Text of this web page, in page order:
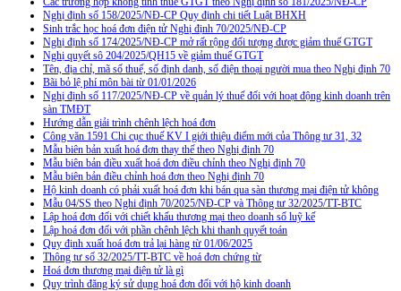
Nghị định số 158/2025/NĐ-CP Quy định chi tiết Luật BHXH
Sinh trắc học hoá đơn điện tử Nghị định 70/2025/NĐ-CP
Nghị định số 174/2025/NĐ-CP mở rất rộng đối tượng được giảm thuế GTGT
Nghị quyết sô 204/2025/QH15 về giảm thuế GTGT
Tên, địa chỉ, mã số thuế, số định danh, số điện thoại người mua theo Nghị định 70
Bãi bỏ lệ phí môn bài từ 01/01/2026
Nghị định số 117/2025/NĐ-CP về quản lý thuế đối với hoạt động kinh doanh trên
sàn TMĐT
Hướng dẫn giải trình chênh lệch hoá đơn
Công văn 1591 Chi cục thuế KV I giới thiệu điểm mới của Thông tư 31, 32
Mẫu biên bản xuất hoá đơn thay thế theo Nghị định 70
Mẫu biên bản điều xuất hoá đơn điều chỉnh theo Nghị định 70
Mẫu biên bản điều chỉnh hoá đơn theo Nghị định 70
Hộ kinh doanh có phải xuất hoá đơn khi bán qua sàn thương mại điện tử không
Mẫu 04/SS theo Nghi định 70/2025/NĐ-CP và Thông tư 32/2025/TT-BTC
Lập hoá đơn đối với chiết khấu thương mại theo doanh số luỹ kế
Lập hoá đơn đối với phần chênh lệch khi thanh quyết toán
Quy định xuất hoá đơn trả lại hàng từ 01/06/2025
Thông tư số 32/2025/TT-BTC về hoá đơn chứng từ
Hoá đơn thương mại điện tử là gì
Quy trình đăng ký sử dụng hoá đơn đối với hộ kinh doanh